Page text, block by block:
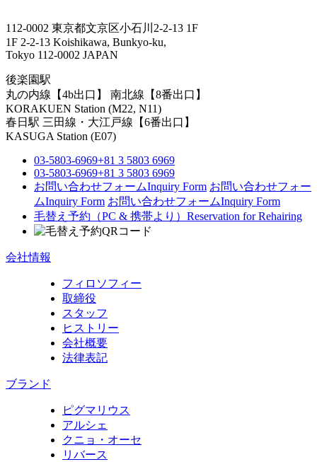
112-0002 東京都文京区小石川2-2-13 1F
1F 2-2-13 Koishikawa, Bunkyo-ku,
Tokyo 112-0002 JAPAN
後楽園駅
丸の内線【4b出口】 南北線【8番出口】
KORAKUEN Station (M22, N11)
春日駅 三田線・大江戸線【6番出口】
KASUGA Station (E07)
03-5803-6969+81 3 5803 6969
03-5803-6969+81 3 5803 6969
お問い合わせフォームInquiry Form お問い合わせフォー
ムInquiry Form お問い合わせフォームInquiry Form
毛替え予約（PC & 携帯より） Reservation for Rehairing
会社情報
フィロソフィー
取締役
スタッフ
ヒストリー
会社概要
法律表記
ブランド
ピグマリウス
アルシェ
クニョ・オーセ
リバース